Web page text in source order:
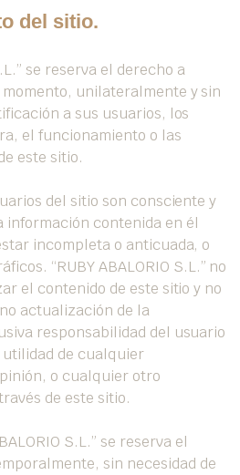
del sitio.
se reserva el derecho a
unilateralmente y sin
a sus usuarios, los
el funcionamiento o las
este sitio.
del sitio son consciente y
información contenida en él
incompleta o anticuada, o
“RUBY ABALORIO S.L.” no
el contenido de este sitio y no
actualización de la
responsabilidad del usuario
de cualquier
o cualquier otro
de este sitio.
S.L.” se reserva el
sin necesidad de